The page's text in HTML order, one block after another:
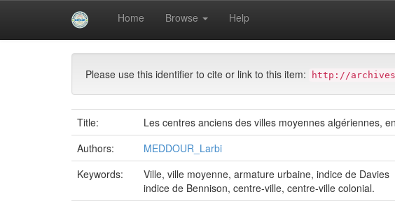
Home Browse Help
University of Biskra Repository Thèses de Doctorat
Please use this identifier to cite or link to this item: http://
Title:
Les centres anciens des villes moyennes algériennes,
Authors:
MEDDOUR_Larbi
Keywords:
Ville, ville moyenne, armature urbaine, indice de Davies
indice de Bennison, centre-ville, centre-ville colonial.